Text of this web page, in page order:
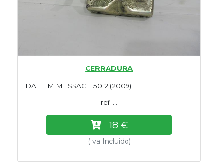
CERRADURA
DAELIM MESSAGE 50 2 (2009)
ref: ...
18 €
(Iva Incluido)